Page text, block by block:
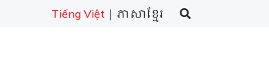
Tiếng Việt | ភាសាខ្មែរ